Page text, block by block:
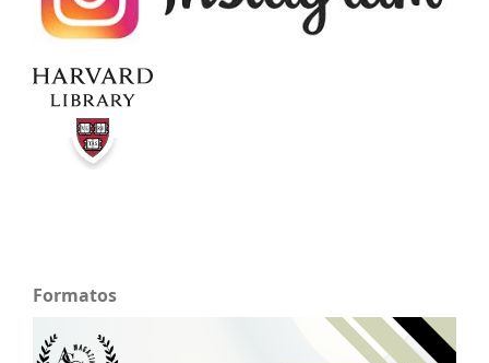
Formatos